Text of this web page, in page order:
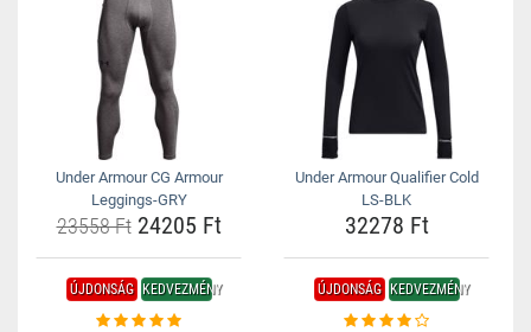
Under Armour CG Armour
Leggings-GRY
23558 Ft24205 Ft
Under Armour Qualifier Cold
LS-BLK
32278 Ft
ÚJDONSÁG KEDVEZMÉNY ÚJDONSÁG KEDVEZMÉNY